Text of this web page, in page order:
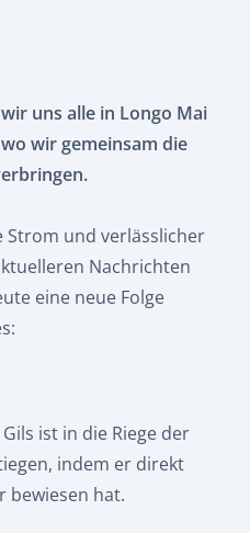
uns alle in Longo Mai
wir gemeinsam die
Strom und verlässlicher
Nachrichten
eine neue Folge
ist in die Riege der
indem er direkt
bewiesen hat.